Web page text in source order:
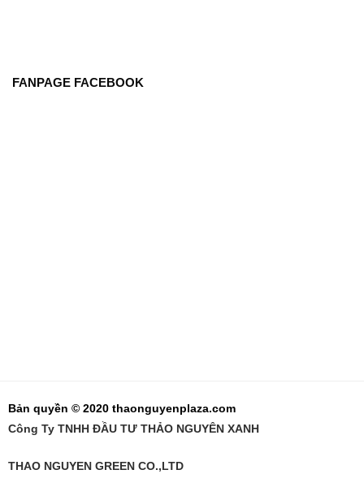
FANPAGE FACEBOOK
Bản quyền © 2020 thaonguyenplaza.com
Công Ty TNHH ĐẦU TƯ THẢO NGUYÊN XANH
THAO NGUYEN GREEN CO.,LTD